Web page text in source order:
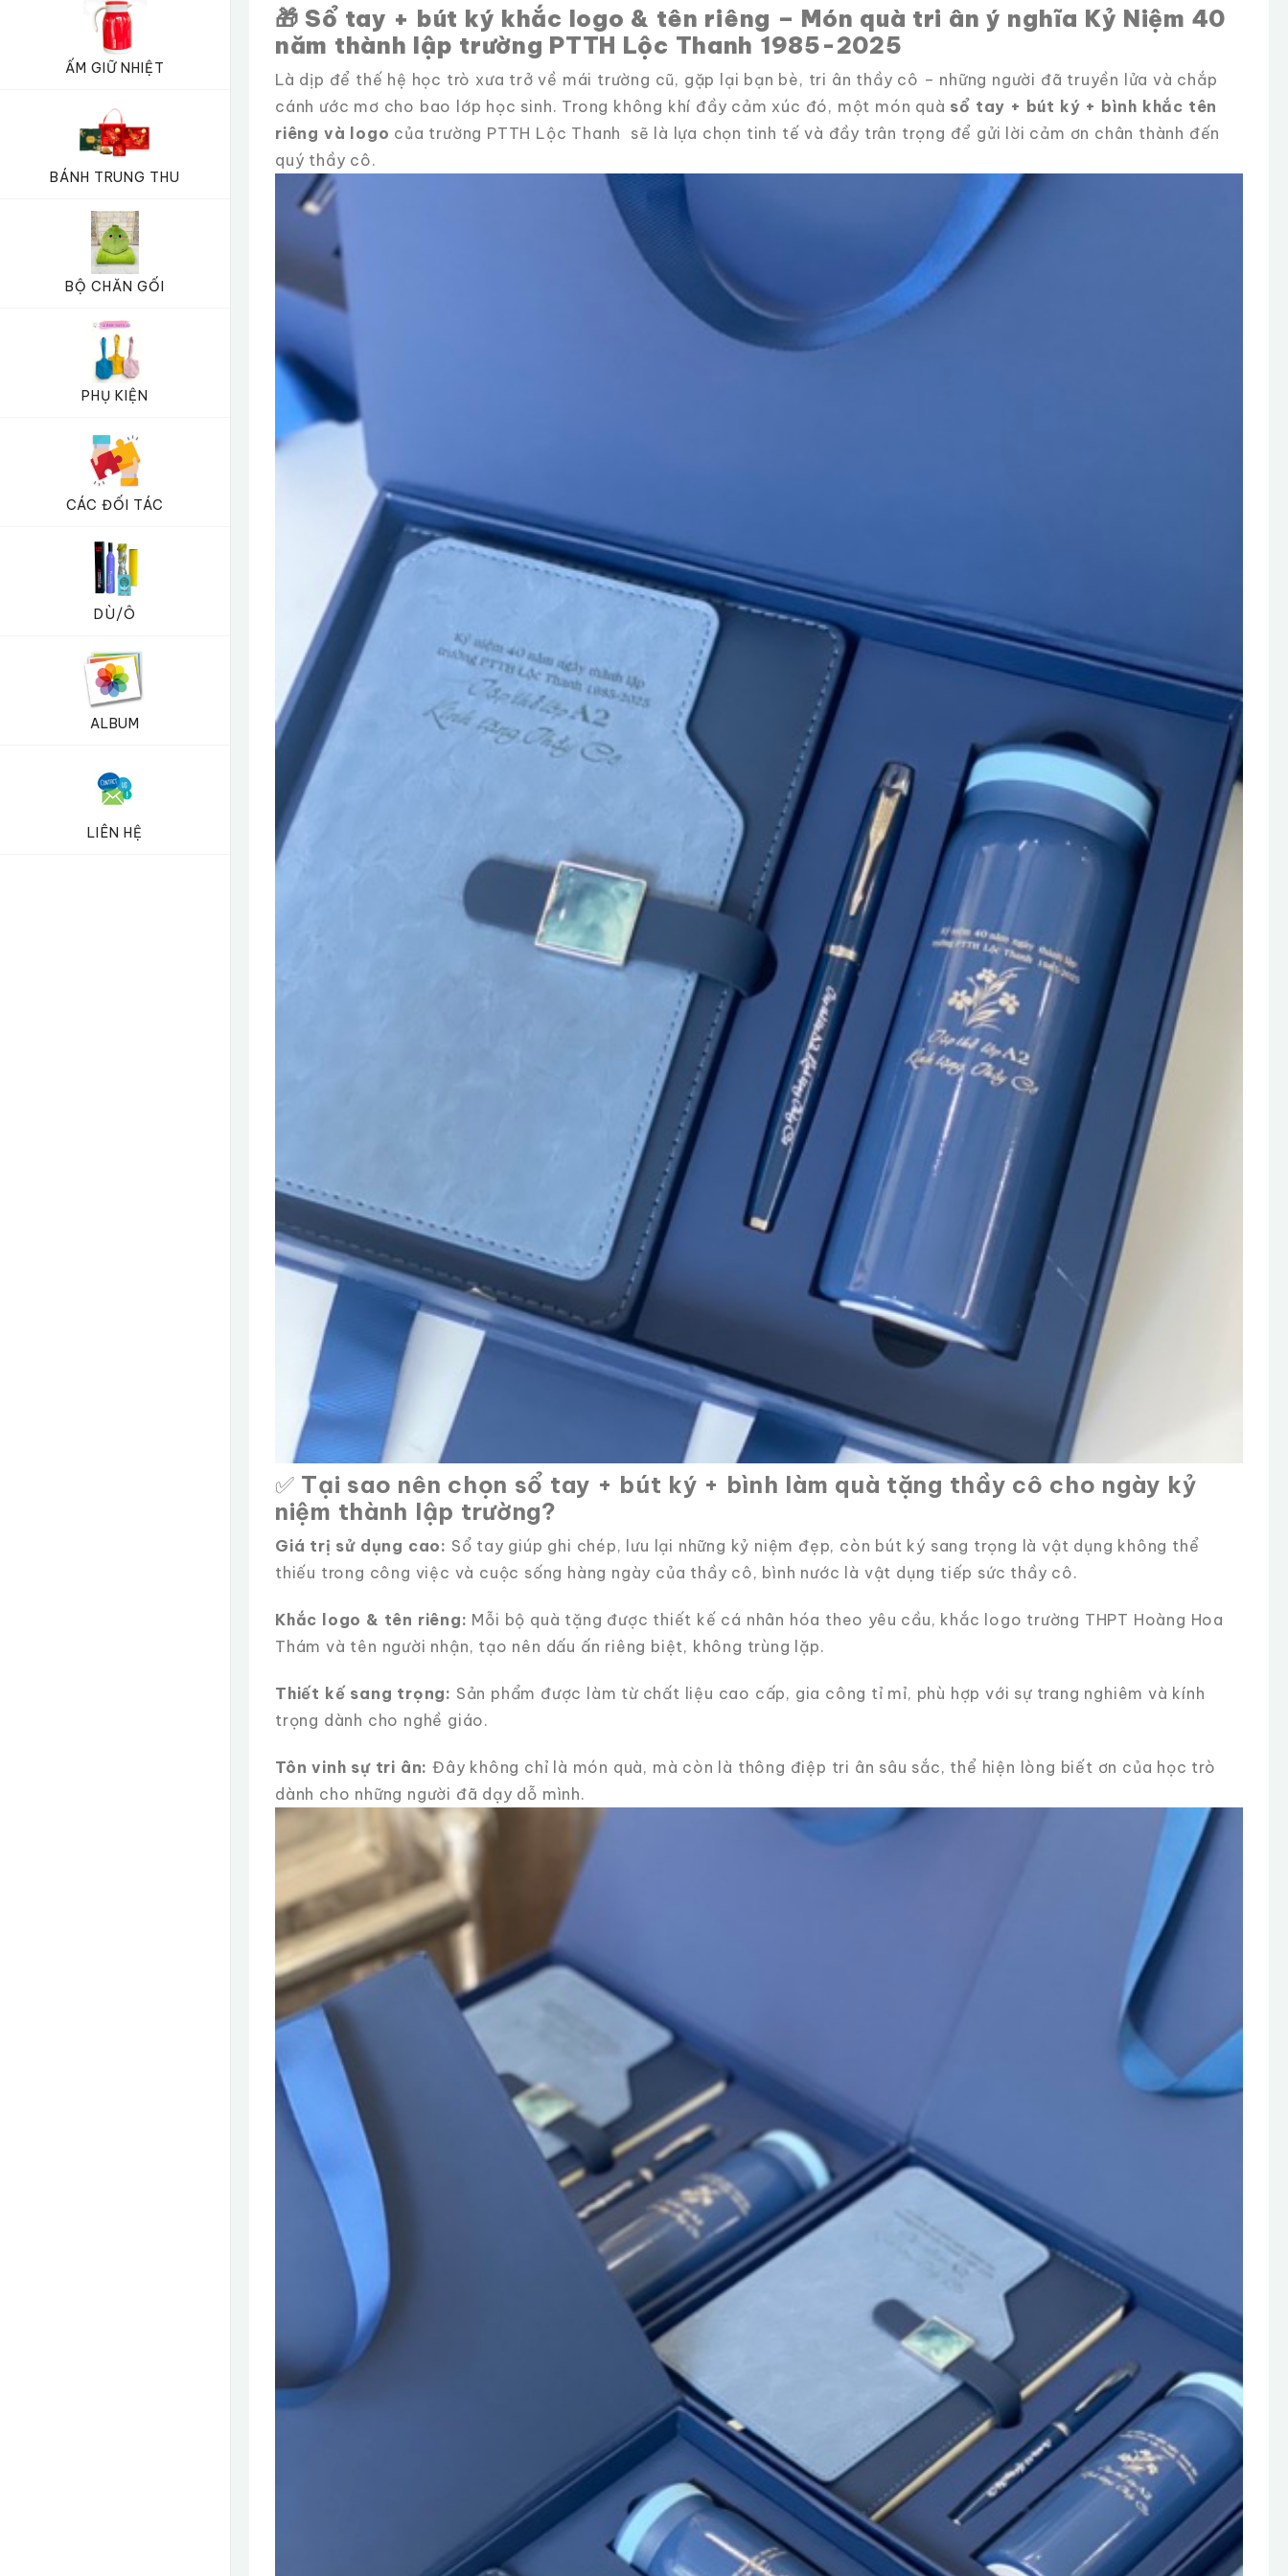
ẤM GIỮ NHIỆT
BÁNH TRUNG THU
BỘ CHĂN GỐI
PHỤ KIỆN
CÁC ĐỐI TÁC
DÙ/Ô
ALBUM
LIÊN HỆ
🎁 Sổ tay + bút ký khắc logo & tên riêng – Món quà tri ân ý nghĩa Kỷ Niệm 40
năm thành lập trường PTTH Lộc Thanh 1985-2025
Là dịp để thế hệ học trò xưa trở về mái trường cũ, gặp lại bạn bè, tri ân thầy cô – những người đã truyền lửa và chắp
cánh ước mơ cho bao lớp học sinh. Trong không khí đầy cảm xúc đó, một món quà sổ tay + bút ký + bình khắc tên
riêng và logo của trường PTTH Lộc Thanh sẽ là lựa chọn tinh tế và đầy trân trọng để gửi lời cảm ơn chân thành đến
quý thầy cô.
✅ Tại sao nên chọn sổ tay + bút ký + bình làm quà tặng thầy cô cho ngày kỷ
niệm thành lập trường?
Giá trị sử dụng cao: Sổ tay giúp ghi chép, lưu lại những kỷ niệm đẹp, còn bút ký sang trọng là vật dụng không thể
thiếu trong công việc và cuộc sống hàng ngày của thầy cô, bình nước là vật dụng tiếp sức thầy cô.
Khắc logo & tên riêng: Mỗi bộ quà tặng được thiết kế cá nhân hóa theo yêu cầu, khắc logo trường THPT Hoàng Hoa
Thám và tên người nhận, tạo nên dấu ấn riêng biệt, không trùng lặp.
Thiết kế sang trọng: Sản phẩm được làm từ chất liệu cao cấp, gia công tỉ mỉ, phù hợp với sự trang nghiêm và kính
trọng dành cho nghề giáo.
Tôn vinh sự tri ân: Đây không chỉ là món quà, mà còn là thông điệp tri ân sâu sắc, thể hiện lòng biết ơn của học trò
dành cho những người đã dạy dỗ mình.